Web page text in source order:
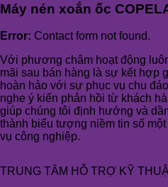
Máy nén xoắn ốc
Error: Contact form not found.
Với phương châm hoạt động
mãi sau bán hàng là sự kết hợp
hoàn hảo với sự phục vụ chu
nghe ý kiến phản hồi từ khách
giúp chúng tôi định hướng và
thành biểu tượng niềm tin số
vụ công nghiệp.
TRUNG TÂM HỖ TRỢ KỸ